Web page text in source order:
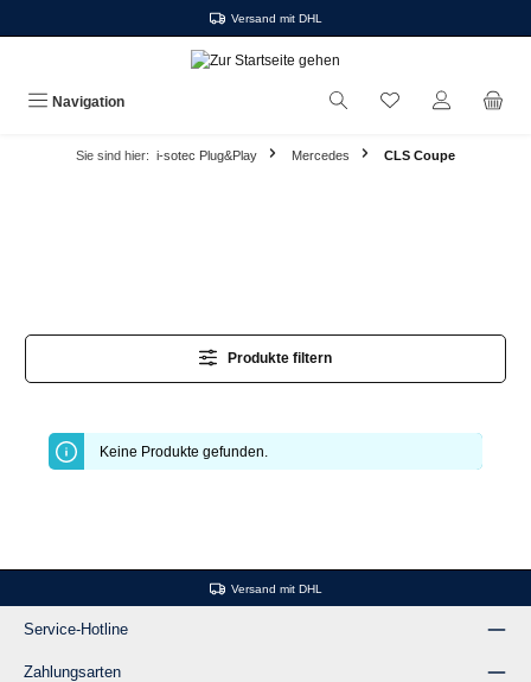
Versand mit DHL
Navigation
Sie sind hier: i-sotec Plug&Play Mercedes CLS Coupe
Produkte filtern
Keine Produkte gefunden.
Versand mit DHL
Service-Hotline
Zahlungsarten